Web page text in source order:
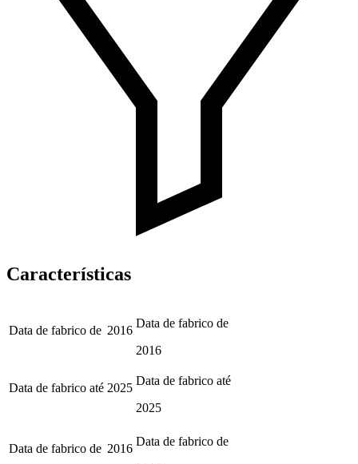
Características
Data de fabrico de 2016
Data de fabrico de
2016
Data de fabrico até 2025
Data de fabrico até
2025
Data de fabrico de 2016
Data de fabrico de